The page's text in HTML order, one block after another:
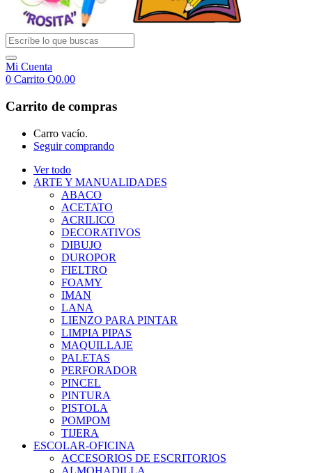
Mi Cuenta
0 Carrito Q0.00
Carrito de compras
Carro vacío.
Seguir comprando
Ver todo
ARTE Y MANUALIDADES
ABACO
ACETATO
ACRILICO
DECORATIVOS
DIBUJO
DUROPOR
FIELTRO
FOAMY
IMAN
LANA
LIENZO PARA PINTAR
LIMPIA PIPAS
MAQUILLAJE
PALETAS
PERFORADOR
PINCEL
PINTURA
PISTOLA
POMPOM
TIJERA
ESCOLAR-OFICINA
ACCESORIOS DE ESCRITORIOS
ALMOHADILLA